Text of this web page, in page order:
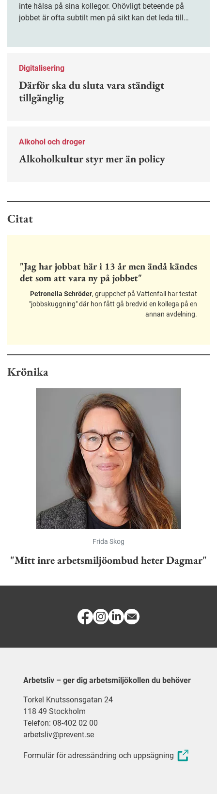
inte hälsa på sina kollegor. Ohövligt beteende på
jobbet är ofta subtilt men på sikt kan det leda till
Digitalisering
Därför ska du sluta vara ständigt
tillgänglig
Alkohol och droger
Alkoholkultur styr mer än policy
Citat
"Jag har jobbat här i 13 år men ändå kändes
det som att vara ny på jobbet"
Petronella Schröder, gruppchef på Vattenfall har testat
"jobbskuggning" där hon fått gå bredvid en kollega på en
annan avdelning.
Krönika
Frida Skog
"Mitt inre arbetsmiljöombud heter Dagmar"
Arbetsliv – ger dig arbetsmiljökollen du behöver
Torkel Knutssonsgatan 24
118 49 Stockholm
Telefon: 08-402 02 00
arbetsliv@prevent.se
Formulär för adressändring och uppsägning